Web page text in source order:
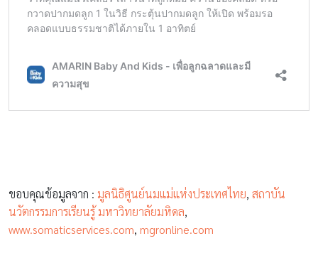
ขอบคุณข้อมูลจาก : มูลนิธิศูนย์นมแม่แห่งประเทศไทย, สถาบัน
นวัตกรรมการเรียนรู้ มหาวิทยาลัยมหิดล,
www.somaticservices.com, mgronline.com